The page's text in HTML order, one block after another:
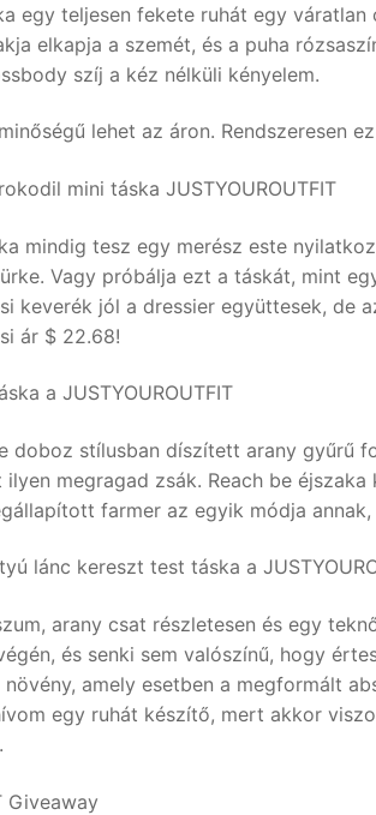
egy teljesen fekete ruhát egy
elkapja a szemét, és a puha
szíj a kéz nélküli kényelem.
lehet az áron. Rendszeresen
mini táska JUSTYOUROUTFIT
mindig tesz egy merész este
Vagy próbálja ezt a táskát, mint
keverék jól a dressier együttesek, de
ár $ 22.68!
a JUSTYOUROUTFIT
doboz stílusban díszített arany gyűrű
megragad zsák. Reach be
farmer az egyik módja
lánc kereszt test táska a
arany csat részletesen és egy
és senki sem valószínű, hogy
növény, amely esetben a megformált
egy ruhát készítő, mert akkor
Giveaway